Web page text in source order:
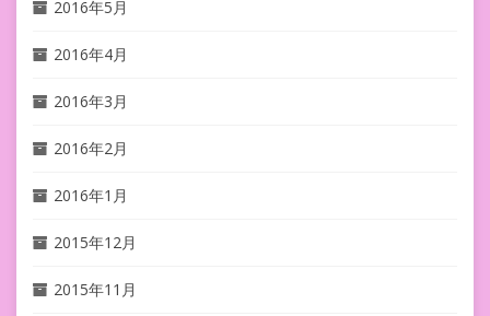
2016年5月
2016年4月
2016年3月
2016年2月
2016年1月
2015年12月
2015年11月